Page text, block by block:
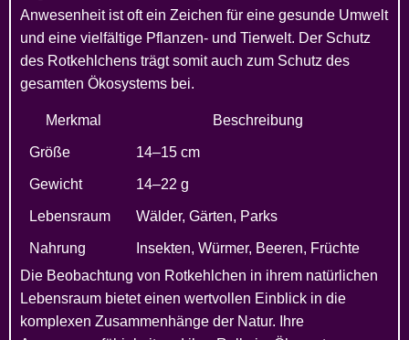
Anwesenheit ist oft ein Zeichen für eine gesunde Umwelt
und eine vielfältige Pflanzen- und Tierwelt. Der Schutz
des Rotkehlchens trägt somit auch zum Schutz des
gesamten Ökosystems bei.
Merkmal Beschreibung
Größe 14–15 cm
Gewicht 14–22 g
Lebensraum Wälder, Gärten, Parks
Nahrung
Insekten, Würmer, Beeren, Früchte
Die Beobachtung von Rotkehlchen in ihrem natürlichen
Lebensraum bietet einen wertvollen Einblick in die
komplexen Zusammenhänge der Natur. Ihre